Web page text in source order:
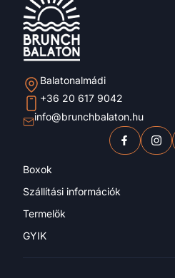
Balatonalmádi
+36 20 617 9042
info@brunchbalaton.hu
Boxok
Szállítási információk
Termelők
GYIK